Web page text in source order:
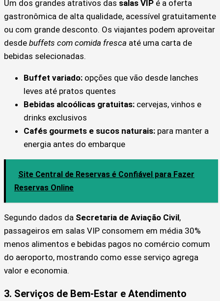
Um dos grandes atrativos das salas VIP é a oferta
gastronômica de alta qualidade, acessível gratuitamente
ou com grande desconto. Os viajantes podem aproveitar
desde buffets com comida fresca até uma carta de
bebidas selecionadas.
Buffet variado: opções que vão desde lanches
leves até pratos quentes
Bebidas alcoólicas gratuitas: cervejas, vinhos e
drinks exclusivos
Cafés gourmets e sucos naturais: para manter a
energia antes do embarque
Site Central de Reservas é Confiável para Fazer
Reservas Online
Segundo dados da Secretaria de Aviação Civil,
passageiros em salas VIP consomem em média 30%
menos alimentos e bebidas pagos no comércio comum
do aeroporto, mostrando como esse serviço agrega
valor e economia.
3. Serviços de Bem-Estar e Atendimento